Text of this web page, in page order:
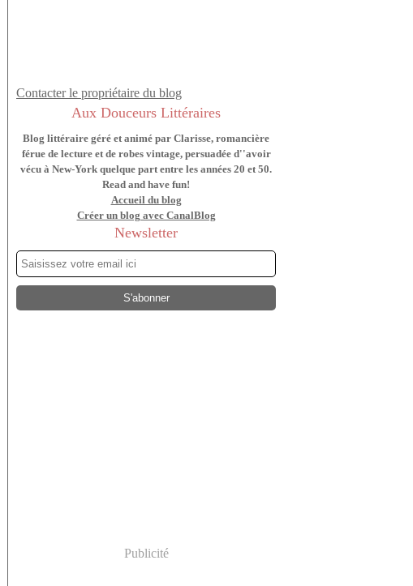
Contacter le propriétaire du blog
Aux Douceurs Littéraires
Blog littéraire géré et animé par Clarisse, romancière
férue de lecture et de robes vintage, persuadée d''avoir
vécu à New-York quelque part entre les années 20 et 50.
Read and have fun!
Accueil du blog
Créer un blog avec CanalBlog
Newsletter
Publicité